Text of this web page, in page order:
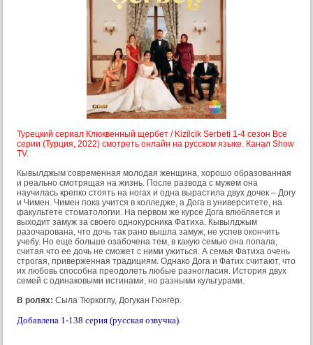
Турецкий сериал Клюквенный щербет / Kizilcik Serbeti 1-4 сезон Все
серии (Турция, 2022) смотреть онлайн на русском языке. Канал Show
TV.
Кывылджым современная молодая женщина, хорошо образованная
и реально смотрящая на жизнь. После развода с мужем она
научилась крепко стоять на ногах и одна вырастила двух дочек – Догу
и Чимен. Чимен пока учится в колледже, а Дога в университете, на
факультете стоматологии. На первом же курсе Дога влюбляется и
выходит замуж за своего однокурсника Фатиха. Кывылджым
разочарована, что дочь так рано вышла замуж, не успев окончить
учебу. Но еще больше озабочена тем, в какую семью она попала,
считая что ее дочь не сможет с ними ужиться. А семья Фатиха очень
строгая, приверженная традициям. Однако Дога и Фатих считают, что
их любовь способна преодолеть любые разногласия. История двух
семей с одинаковыми истинами, но разными культурами.
В ролях: Сыла Тюркоглу, Догукан Гюнгёр.
Добавлена 1-138 серия (русская озвучка).